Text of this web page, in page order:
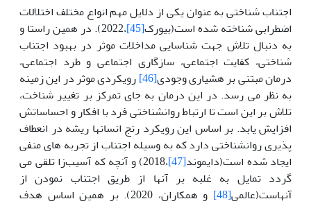
اجتناب شناختی به عنوان یکی از دلایل مهم انواع مختلف اختلالات
اضطرابی شناخته شده است(بیورک[45]
،2022). در همین راستا و
به دنبال تلاش جهت شناسایی مداخلات موثر در بهبود اجتناب
شناختی، کفایت اجتماعی، سازگاری اجتماعی و طرد اجتماعی،
درمان مبتنی بر هشیاری وجودی[46]
رویکردی موثر در این زمینه
به نظر می رسد. در این درمان به جای تمرکز بر تغییر شناخت،
تلاش بر این است تا ارتباط روانشناختی فرد با افکار و احساساتش
افزایش یابد. بر اساس این رویکرد رنج انسان­ها ریشه در انعطاف
پذیری روانشناختی دارد که به وسیله اجتناب از تجربه های منفی
ایجاد شده است(دایموند[47]
،2018) و آنچه که آسیب‌زا تلقی می
گردد تمایل به غلبه بر آنها از طریق اجتناب نمودن از
آنهاست(عالمی[48]
و همکاران، 2020). بر همین اساس هدف